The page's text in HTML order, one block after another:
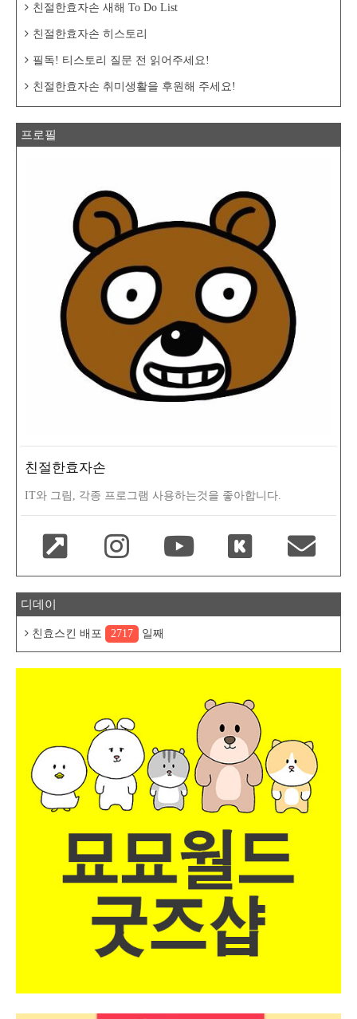
친절한효자손 새해 To Do List
친절한효자손 히스토리
필독! 티스토리 질문 전 읽어주세요!
친절한효자손 취미생활을 후원해 주세요!
프로필
친절한효자손
IT와 그림, 각종 프로그램 사용하는것을 좋아합니다.
디데이
친효스킨 배포 2717 일째